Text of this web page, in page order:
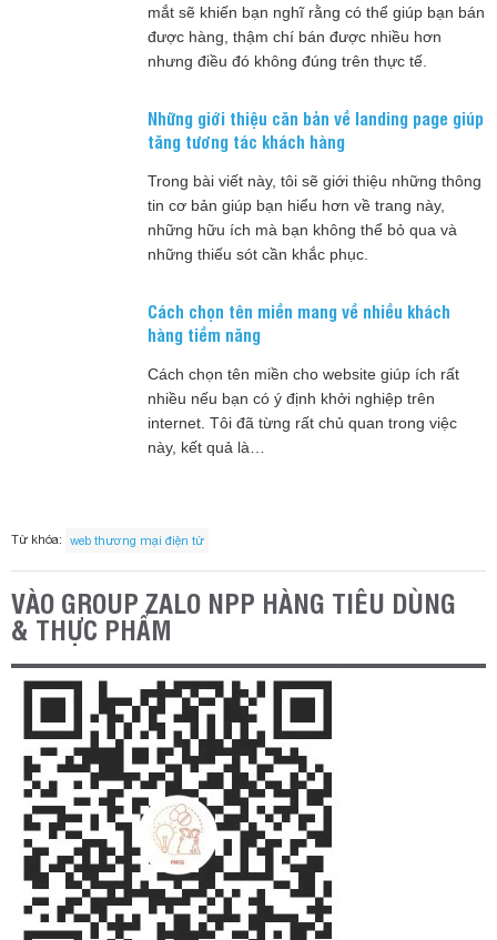
mắt sẽ khiến bạn nghĩ rằng có thể giúp bạn bán
được hàng, thậm chí bán được nhiều hơn
nhưng điều đó không đúng trên thực tế.
Những giới thiệu căn bản về landing page giúp
tăng tương tác khách hàng
Trong bài viết này, tôi sẽ giới thiệu những thông
tin cơ bản giúp bạn hiểu hơn về trang này,
những hữu ích mà bạn không thể bỏ qua và
những thiếu sót cần khắc phục.
Cách chọn tên miền mang về nhiều khách
hàng tiềm năng
Cách chọn tên miền cho website giúp ích rất
nhiều nếu bạn có ý định khởi nghiệp trên
internet. Tôi đã từng rất chủ quan trong việc
này, kết quả là…
Từ khóa: web thương mại điện tử
VÀO GROUP ZALO NPP HÀNG TIÊU DÙNG
& THỰC PHẨM